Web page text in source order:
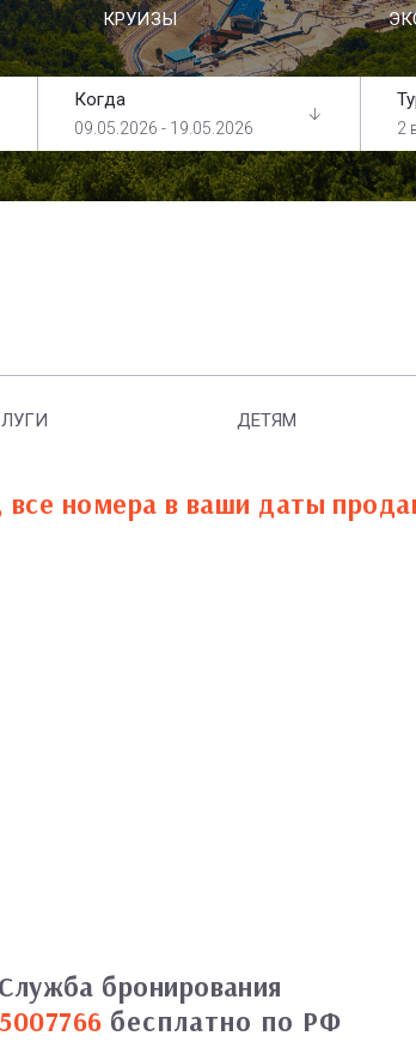
КРУИЗЫ
Когда
09.05.2026 - 19.05.2026 2
ДЕТЯМ
номера в ваши даты
Служба бронирования
бесплатно по РФ